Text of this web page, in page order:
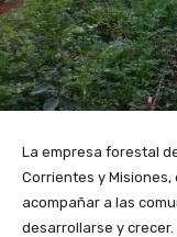
La empresa forestal
Corrientes y
acompañar a las
desarrollarse y